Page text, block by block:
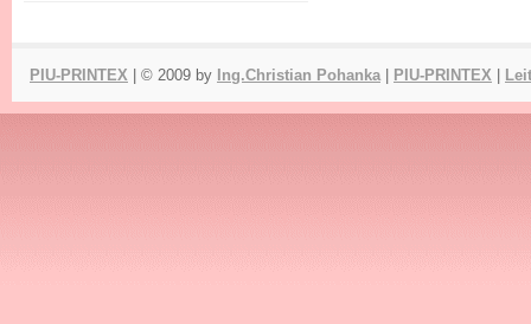
PIU-PRINTEX | © 2009 by Ing.Christian Pohanka | PIU-PRINTEX |